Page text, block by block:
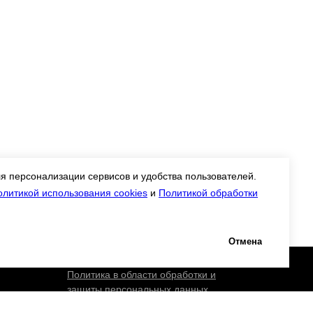
сервисов и удобства пользователей.
использования cookies и Политикой обработки
Отмена
Политика в области обработки и
защиты персональных данных